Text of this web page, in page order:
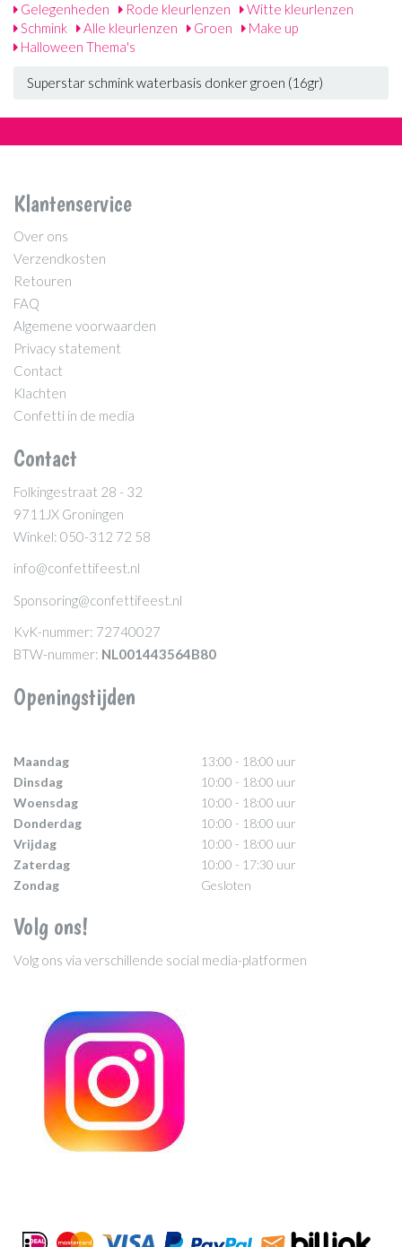
Gelegenheden
Rode kleurlenzen
Witte kleurlenzen
Schmink
Alle kleurlenzen Groen
Make up
Halloween Thema's
Superstar schmink waterbasis donker groen (16gr)
Klantenservice
Over ons
Verzendkosten
Retouren
FAQ
Algemene voorwaarden
Privacy statement
Contact
Klachten
Confetti in de media
Contact
Folkingestraat 28 - 32
9711JX Groningen
Winkel: 050-312 72 58
info@confettifeest.nl
Sponsoring@confettifeest.nl
KvK-nummer: 72740027
BTW-nummer: NL001443564B80
Openingstijden
Maandag
13:00 - 18:00 uur
Dinsdag
10:00 - 18:00 uur
Woensdag
10:00 - 18:00 uur
Donderdag
10:00 - 18:00 uur
Vrijdag
10:00 - 18:00 uur
Zaterdag
10:00 - 17:30 uur
Zondag
Gesloten
Volg ons!
Volg ons via verschillende social media-platformen